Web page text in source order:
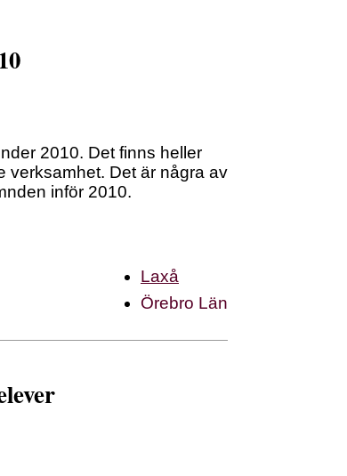
2010. Det finns heller
verksamhet. Det är några av
inför 2010.
Laxå
Örebro Län